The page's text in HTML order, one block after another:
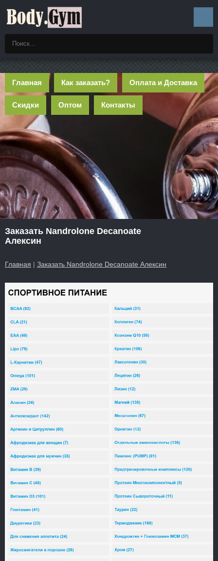
Главная Как заказать? Оплата и Доставка
Скидки Оптом Контакты
Заказать Nandrolone Decanoate
Алексин
Главная | Заказать Nandrolone Decanoate Алексин